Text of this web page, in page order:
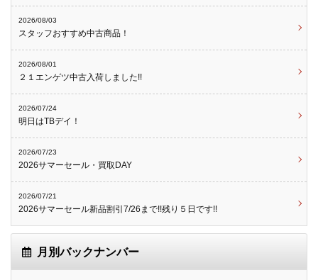
2026/08/03
スタッフおすすめ中古商品！
2026/08/01
２１エンゲツ中古入荷しました!!
2026/07/24
明日はTBデイ！
2026/07/23
2026サマーセール・買取DAY
2026/07/21
2026サマーセール新品割引7/26まで!!残り５日です!!
月別バックナンバー